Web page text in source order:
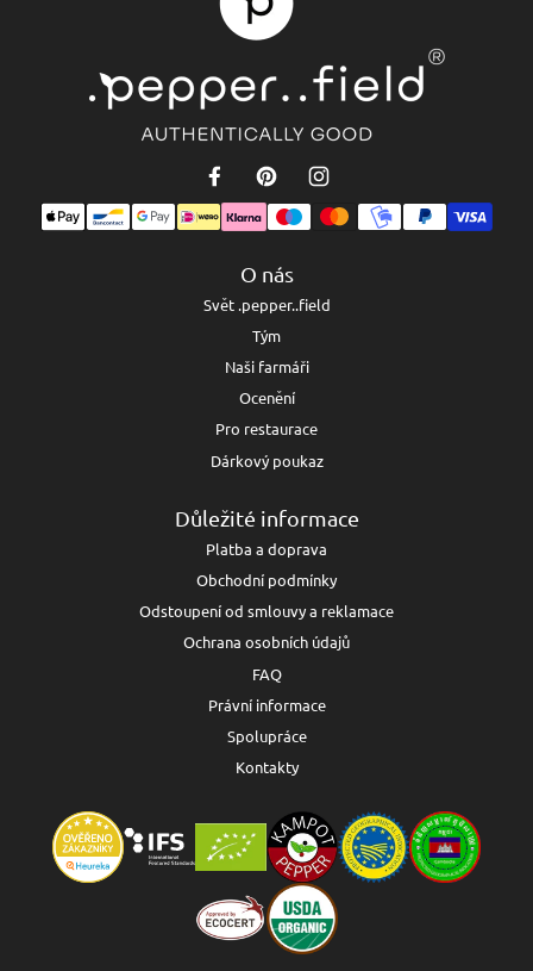
O nás
Svět .pepper..field
Tým
Naši farmáři
Ocenění
Pro restaurace
Dárkový poukaz
Důležité informace
Platba a doprava
Obchodní podmínky
Odstoupení od smlouvy a reklamace
Ochrana osobních údajů
FAQ
Právní informace
Spolupráce
Kontakty